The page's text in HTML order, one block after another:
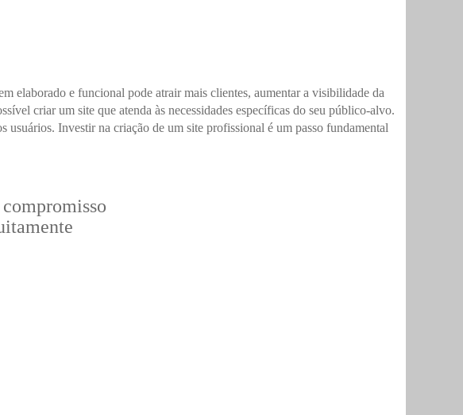
elaborado e funcional pode atrair mais clientes, aumentar a visibilidade da
criar um site que atenda às necessidades específicas do seu público-alvo.
Investir na criação de um site profissional é um passo fundamental